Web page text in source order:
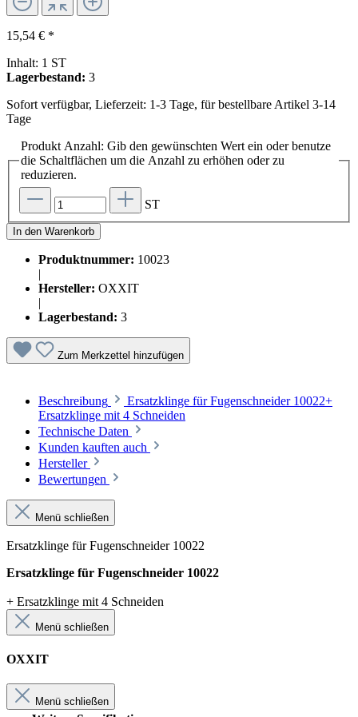
15,54 € *
Inhalt: 1 ST
Lagerbestand: 3
Sofort verfügbar, Lieferzeit: 1-3 Tage, für bestellbare Artikel 3-14
Tage
Produkt Anzahl: Gib den gewünschten Wert ein oder benutze
die Schaltflächen um die Anzahl zu erhöhen oder zu
reduzieren.
ST
In den Warenkorb
Produktnummer: 10023
|
Hersteller: OXXIT
|
Lagerbestand: 3
Zum Merkzettel hinzufügen
Beschreibung
Ersatzklinge für Fugenschneider 10022+
Ersatzklinge mit 4 Schneiden
Technische Daten
Kunden kauften auch
Hersteller
Bewertungen
Menü schließen
Ersatzklinge für Fugenschneider 10022
Ersatzklinge für Fugenschneider 10022
+ Ersatzklinge mit 4 Schneiden
Menü schließen
OXXIT
Menü schließen